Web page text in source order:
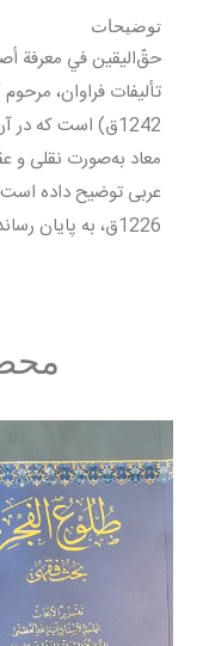
توضیحات
حقّ‌اليقين في معرفة
تأليفات فراوان،
1242ق) است كه
معاد به‌صورت نقلى و
عربى توضيح داده
1226ق، به پايان رسانده است..